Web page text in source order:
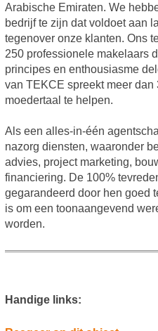
Arabische Emiraten. We
bedrijf te zijn dat voldoet aan
tegenover onze klanten. Ons
250 professionele makelaars
principes en enthousiasme
van TEKCE spreekt meer
moedertaal te helpen.
Als een alles-in-één
nazorg diensten, waaronder
advies, project marketing,
financiering. De 100%
gegarandeerd door hen goed
is om een toonaangevend
worden.
Handige links: